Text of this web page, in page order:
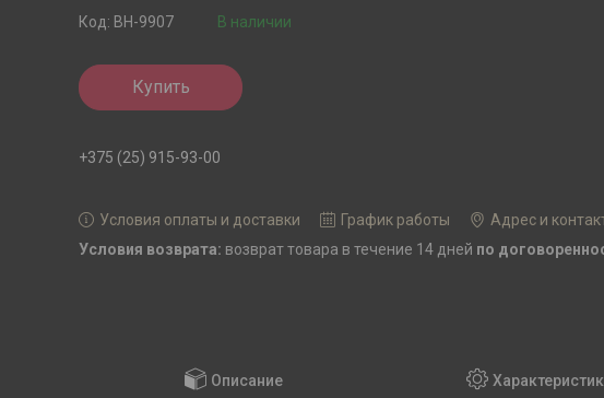
В наличии
Код: BH-9907
Купить
+375 (25) 915-93-00
Условия оплаты и доставки График работы
Адрес и
возврат товара в течение 14 дней по
Описание